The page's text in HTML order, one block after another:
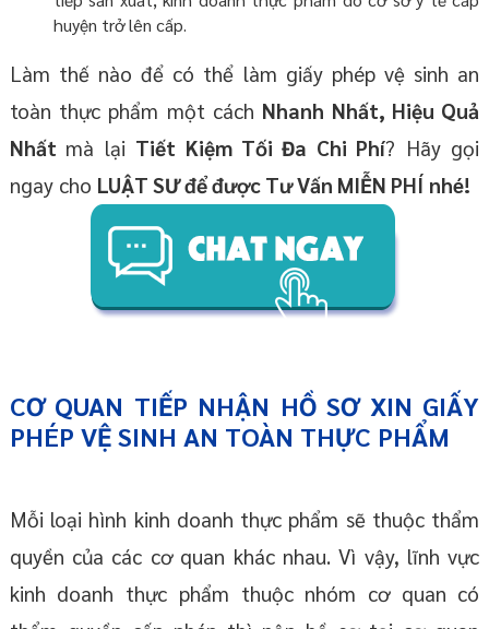
huyện trở lên cấp.
Làm thế nào để có thể làm giấy phép vệ sinh an
toàn thực phẩm một cách Nhanh Nhất, Hiệu Quả
Nhất mà lại Tiết Kiệm Tối Đa Chi Phí? Hãy gọi
ngay cho LUẬT SƯ để được Tư Vấn MIỄN PHÍ nhé!
CƠ QUAN TIẾP NHẬN HỒ SƠ XIN GIẤY
PHÉP VỆ SINH AN TOÀN THỰC PHẨM
Mỗi loại hình kinh doanh thực phẩm sẽ thuộc thẩm
quyền của các cơ quan khác nhau. Vì vậy, lĩnh vực
kinh doanh thực phẩm thuộc nhóm cơ quan có